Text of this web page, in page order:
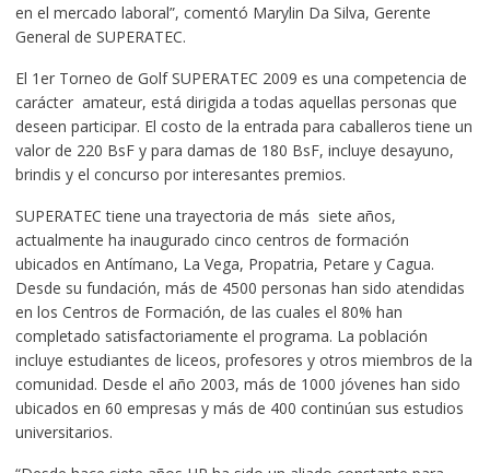
en el mercado laboral”, comentó Marylin Da Silva, Gerente
General de SUPERATEC.
El 1er Torneo de Golf SUPERATEC 2009 es una competencia de
carácter amateur, está dirigida a todas aquellas personas que
deseen participar. El costo de la entrada para caballeros tiene un
valor de 220 BsF y para damas de 180 BsF, incluye desayuno,
brindis y el concurso por interesantes premios.
SUPERATEC tiene una trayectoria de más siete años,
actualmente ha inaugurado cinco centros de formación
ubicados en Antímano, La Vega, Propatria, Petare y Cagua.
Desde su fundación, más de 4500 personas han sido atendidas
en los Centros de Formación, de las cuales el 80% han
completado satisfactoriamente el programa. La población
incluye estudiantes de liceos, profesores y otros miembros de la
comunidad. Desde el año 2003, más de 1000 jóvenes han sido
ubicados en 60 empresas y más de 400 continúan sus estudios
universitarios.